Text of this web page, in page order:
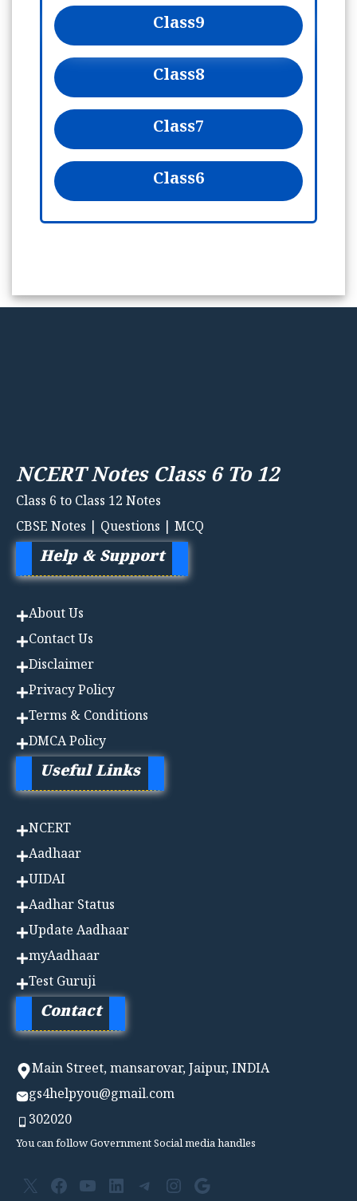
Class9
Class8
Class7
Class6
NCERT Notes Class 6 To 12
Class 6 to Class 12 Notes
CBSE Notes | Questions | MCQ
Help & Support
About Us
Contact Us
Disclaimer
Privacy Policy
Terms & Conditions
DMCA Policy
Useful Links
NCERT
Aadhaar
UIDAI
Aadhar Status
Update Aadhaar
myAadhaar
Test Guruji
Contact
Main Street, mansarovar, Jaipur, INDIA
gs4helpyou@gmail.com
302020
You can follow Government Social media handles
X Facebook
YouTube
LinkedIn
Telegram
Instagram
Google